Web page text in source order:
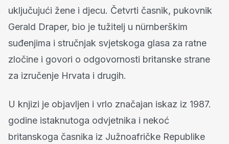
uključujući žene i djecu. Četvrti časnik, pukovnik
Gerald Draper, bio je tužitelj u nürnberškim
suđenjima i stručnjak svjetskoga glasa za ratne
zločine i govori o odgovornosti britanske strane
za izručenje Hrvata i drugih.
U knjizi je objavljen i vrlo značajan iskaz iz 1987.
godine istaknutoga odvjetnika i nekoć
britanskoga časnika iz Južnoafričke Republike